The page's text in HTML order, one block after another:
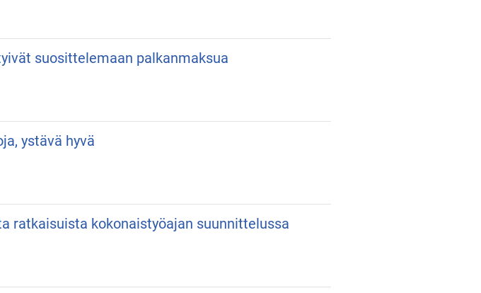
suosittelemaan palkanmaksua
ystävä hyvä
ratkaisuista kokonaistyöajan suunnittelussa